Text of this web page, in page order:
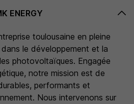
ENERGY
toulousaine en pleine
le développement et la
photovoltaïques. Engagée
notre mission est de
performants et
Nous intervenons sur